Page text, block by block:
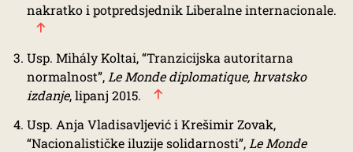
nakratko i potpredsjednik Liberalne internacionale.
Usp. Mihály Koltai, “Tranzicijska autoritarna
normalnost”, Le Monde diplomatique, hrvatsko
izdanje, lipanj 2015.
Usp. Anja Vladisavljević i Krešimir Zovak,
“Nacionalističke iluzije solidarnosti”, Le Monde